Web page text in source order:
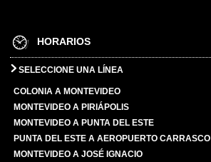
HORARIOS
SELECCIONE UNA LÍNEA
COLONIA A MONTEVIDEO
MONTEVIDEO A PIRIÁPOLIS
MONTEVIDEO A PUNTA DEL ESTE
PUNTA DEL ESTE A AEROPUERTO CARRASCO
MONTEVIDEO A JOSÉ IGNACIO